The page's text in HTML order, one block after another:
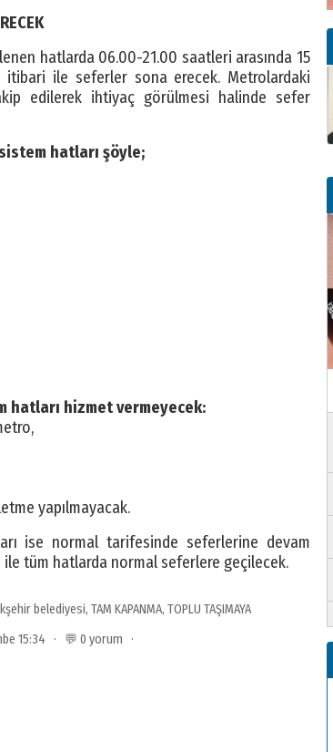
hatlarda 06.00-21.00 saatleri arasında 15
itibari ile seferler sona erecek. Metrolardaki
edilerek ihtiyaç görülmesi halinde sefer
hatları şöyle;
hatları hizmet vermeyecek:
yapılmayacak.
ise normal tarifesinde seferlerine devam
ile tüm hatlarda normal seferlere geçilecek.
belediyesi, TAM KAPANMA, TOPLU TAŞIMAYA
15:34 · 💬 0 yorum ·